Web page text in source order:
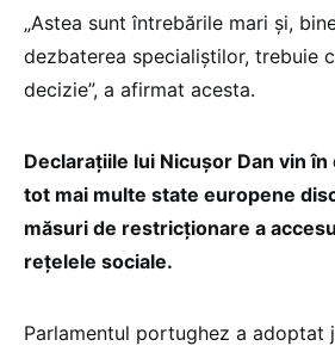
„Astea sunt întrebările mari și,
dezbaterea specialiștilor, trebuie
decizie”, a afirmat acesta.
Declarațiile lui Nicușor Dan vin
tot mai multe state europene
măsuri de restricționare a
rețelele sociale.
Parlamentul portughez a adoptat